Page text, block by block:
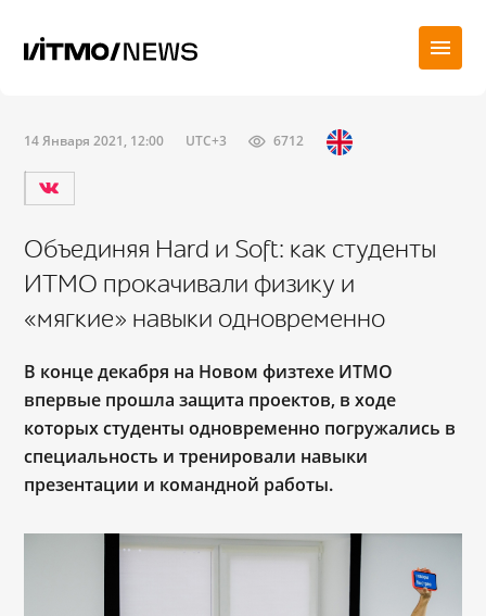
14 Января 2021, 12:00 UTC+3 6712
Объединяя Hard и Soft: как студенты
ИТМО прокачивали физику и
«мягкие» навыки одновременно
В конце декабря на Новом физтехе ИТМО
впервые прошла защита проектов, в ходе
которых студенты одновременно погружались в
специальность и тренировали навыки
презентации и командной работы.